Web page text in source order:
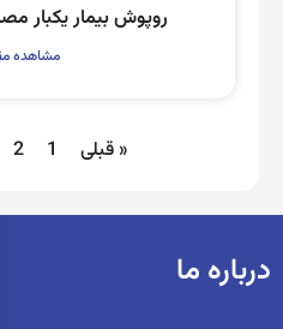
روپوش بیمار یکبار
مشاهده
« قبلی 1
2
درباره ما